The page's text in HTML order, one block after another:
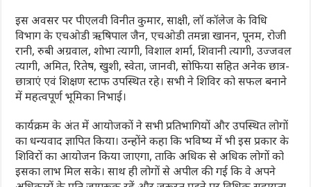
इस अवसर पर पीएलवी विनीत कुमार, साक्षी, लॉ कॉलेज के विधि
विभाग के एचओडी ऋषिपाल जैन, एचओडी तमन्ना खानन, पूनम, रोजी
रानी, रुबी अग्रवाल, शोभा त्यागी, विशाल शर्मा, शिवानी त्यागी, उज्जवल
त्यागी, अमित, रितेष, खुशी, स्वेता, जानवी, सोफिया सहित अनेक छात्र-
छात्राएं एवं शिक्षण स्टाफ उपस्थित रहे। सभी ने शिविर को सफल बनाने
में महत्वपूर्ण भूमिका निभाई।
कार्यक्रम के अंत में आयोजकों ने सभी प्रतिभागियों और उपस्थित लोगों
का धन्यवाद ज्ञापित किया। उन्होंने कहा कि भविष्य में भी इस प्रकार के
शिविरों का आयोजन किया जाएगा, ताकि अधिक से अधिक लोगों को
इसका लाभ मिल सके। साथ ही लोगों से अपील की गई कि वे अपने